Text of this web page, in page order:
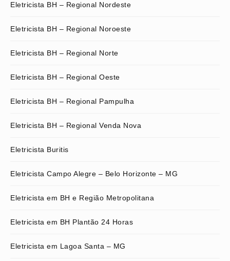
Eletricista BH – Regional Nordeste
Eletricista BH – Regional Noroeste
Eletricista BH – Regional Norte
Eletricista BH – Regional Oeste
Eletricista BH – Regional Pampulha
Eletricista BH – Regional Venda Nova
Eletricista Buritis
Eletricista Campo Alegre – Belo Horizonte – MG
Eletricista em BH e Região Metropolitana
Eletricista em BH Plantão 24 Horas
Eletricista em Lagoa Santa – MG